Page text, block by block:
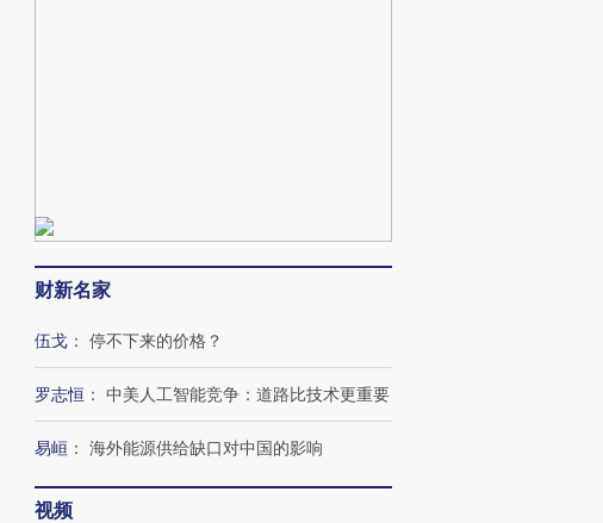
财新名家
伍戈 ： 停不下来的价格？
罗志恒 ： 中美人工智能竞争：道路比技术更重要
易峘 ： 海外能源供给缺口对中国的影响
视频